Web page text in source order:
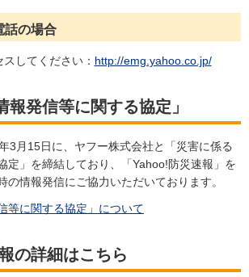
話の場合
してください： http://emg.yahoo.co.jp/
報発信等に関する協定」
3月15日に、ヤフー株式会社と「災害に係る
定」を締結しており、「Yahoo!防災速報」を
の情報発信にご協力いただいております。
等に関する協定」について
の詳細はこちら